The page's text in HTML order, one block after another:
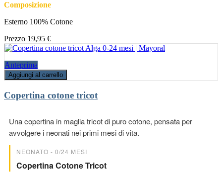
Composizione
Esterno 100% Cotone
Prezzo 19,95 €
Anteprima
Aggiungi al carrello
Copertina cotone tricot
Una copertina in maglia tricot di puro cotone, pensata per
avvolgere i neonati nei primi mesi di vita.
NEONATO - 0/24 MESI
Copertina Cotone Tricot